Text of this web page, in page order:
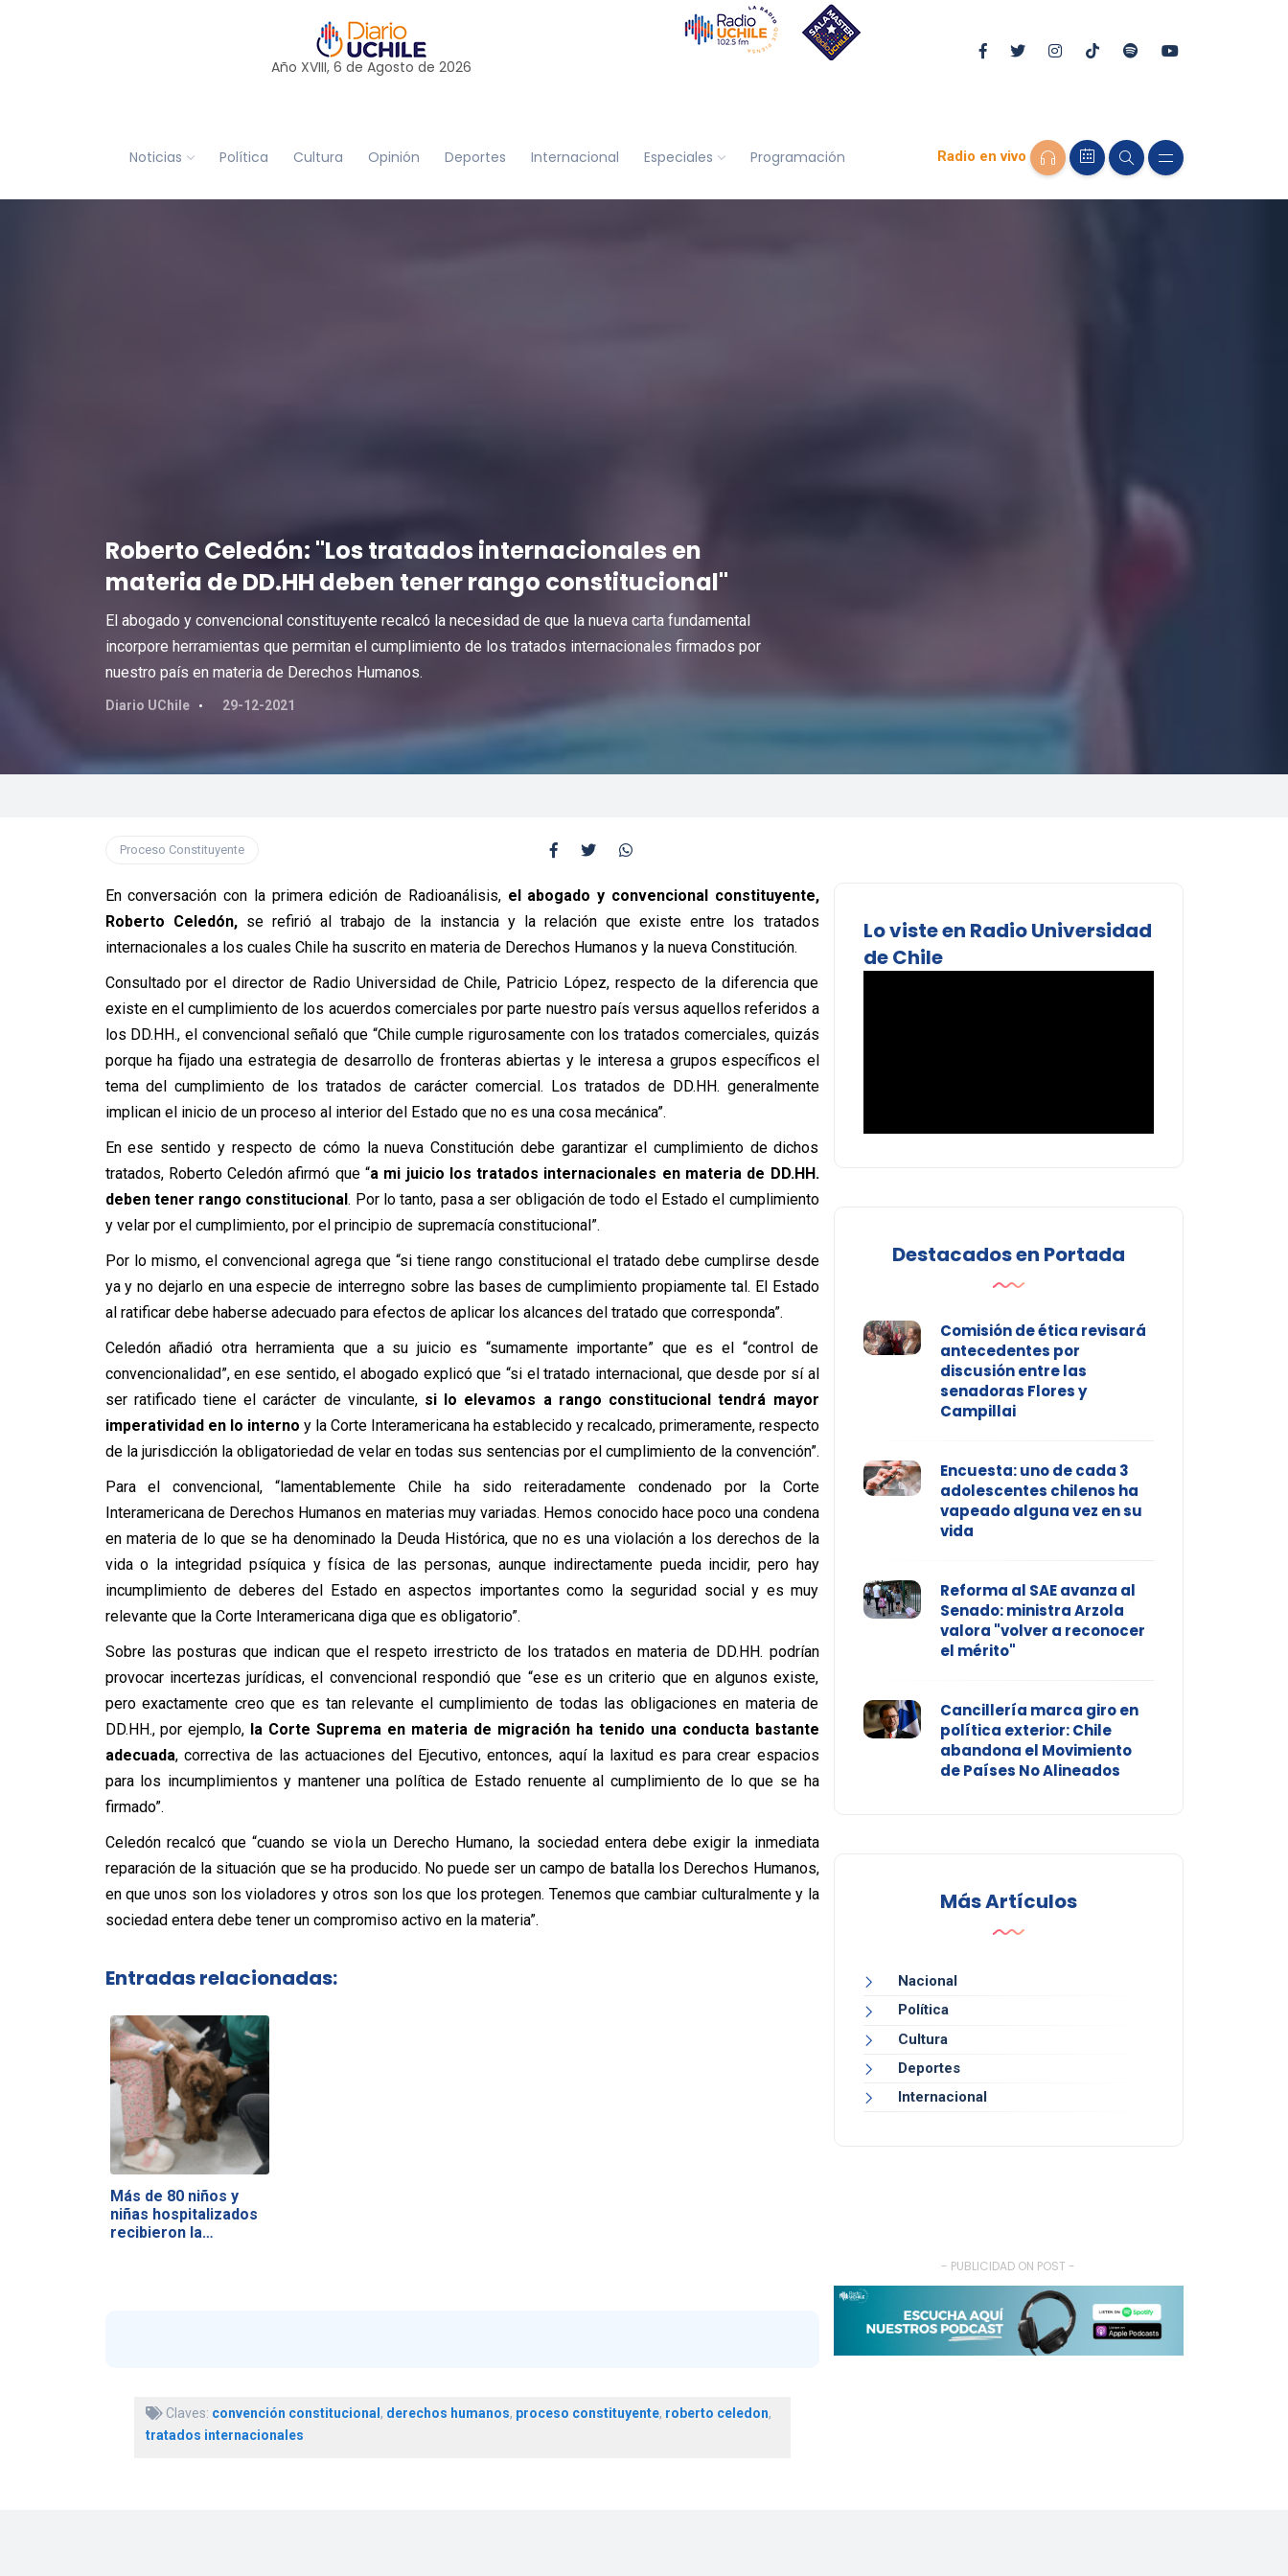
Año XVIII, 6 de Agosto de 2026
Noticias Política Cultura Opinión Deportes Internacional Especiales Programación Radio en vivo
Roberto Celedón: "Los tratados internacionales en
materia de DD.HH deben tener rango constitucional"
El abogado y convencional constituyente recalcó la necesidad de que la nueva carta fundamental
incorpore herramientas que permitan el cumplimiento de los tratados internacionales firmados por
nuestro país en materia de Derechos Humanos.
Diario UChile 29-12-2021
Proceso Constituyente
En conversación con la primera edición de Radioanálisis, el abogado y convencional constituyente,
Roberto Celedón,se refirió al trabajo de la instancia y la relación que existe entre los tratados
internacionales a los cuales Chile ha suscrito en materia de Derechos Humanos y la nueva Constitución.
Consultado por el director de Radio Universidad de Chile, Patricio López, respecto de la diferencia que
existe en el cumplimiento de los acuerdos comerciales por parte nuestro país versus aquellos referidos a
los DD.HH., el convencional señaló que “Chile cumple rigurosamente con los tratados comerciales, quizás
porque ha fijado una estrategia de desarrollo de fronteras abiertas y le interesa a grupos específicos el
tema del cumplimiento de los tratados de carácter comercial. Los tratados de DD.HH. generalmente
implican el inicio de un proceso al interior del Estado que no es una cosa mecánica”.
En ese sentido y respecto de cómo la nueva Constitución debe garantizar el cumplimiento de dichos
tratados, Roberto Celedón afirmó que “a mi juicio los tratados internacionales en materia de DD.HH.
deben tener rango constitucional. Por lo tanto, pasa a ser obligación de todo el Estado el cumplimiento
y velar por el cumplimiento, por el principio de supremacía constitucional”.
Por lo mismo, el convencional agrega que “si tiene rango constitucional el tratado debe cumplirse desde
ya y no dejarlo en una especie de interregno sobre las bases de cumplimiento propiamente tal. El Estado
al ratificar debe haberse adecuado para efectos de aplicar los alcances del tratado que corresponda”.
Celedón añadió otra herramienta que a su juicio es “sumamente importante” que es el “control de
convencionalidad”, en ese sentido, el abogado explicó que “si el tratado internacional, que desde por sí al
ser ratificado tiene el carácter de vinculante, si lo elevamos a rango constitucional tendrá mayor
imperatividad en lo interno y la Corte Interamericana ha establecido y recalcado, primeramente, respecto
de la jurisdicción la obligatoriedad de velar en todas sus sentencias por el cumplimiento de la convención”.
Para el convencional, “lamentablemente Chile ha sido reiteradamente condenado por la Corte
Interamericana de Derechos Humanos en materias muy variadas. Hemos conocido hace poco una condena
en materia de lo que se ha denominado la Deuda Histórica, que no es una violación a los derechos de la
vida o la integridad psíquica y física de las personas, aunque indirectamente pueda incidir, pero hay
incumplimiento de deberes del Estado en aspectos importantes como la seguridad social y es muy
relevante que la Corte Interamericana diga que es obligatorio”.
Sobre las posturas que indican que el respeto irrestricto de los tratados en materia de DD.HH. podrían
provocar incertezas jurídicas, el convencional respondió que “ese es un criterio que en algunos existe,
pero exactamente creo que es tan relevante el cumplimiento de todas las obligaciones en materia de
DD.HH., por ejemplo, la Corte Suprema en materia de migración ha tenido una conducta bastante
adecuada, correctiva de las actuaciones del Ejecutivo, entonces, aquí la laxitud es para crear espacios
para los incumplimientos y mantener una política de Estado renuente al cumplimiento de lo que se ha
firmado”.
Celedón recalcó que “cuando se viola un Derecho Humano, la sociedad entera debe exigir la inmediata
reparación de la situación que se ha producido. No puede ser un campo de batalla los Derechos Humanos,
en que unos son los violadores y otros son los que los protegen. Tenemos que cambiar culturalmente y la
sociedad entera debe tener un compromiso activo en la materia”.
Entradas relacionadas:
Más de 80 niños y
niñas hospitalizados
recibieron la…
Claves: convención constitucional , derechos humanos, proceso constituyente, roberto celedon,
tratados internacionales
Lo viste en Radio Universidad
de Chile
Destacados en Portada
Comisión de ética revisará
antecedentes por
discusión entre las
senadoras Flores y
Campillai
Encuesta: uno de cada 3
adolescentes chilenos ha
vapeado alguna vez en su
vida
Reforma al SAE avanza al
Senado: ministra Arzola
valora "volver a reconocer
el mérito"
Cancillería marca giro en
política exterior: Chile
abandona el Movimiento
de Países No Alineados
Más Artículos
Nacional
Política
Cultura
Deportes
Internacional
- PUBLICIDAD ON POST -